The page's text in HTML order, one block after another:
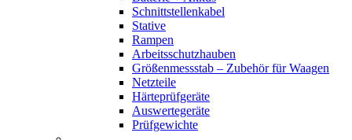
Schnittstellenkabel
Stative
Rampen
Arbeitsschutzhauben
Größenmessstab – Zubehör für Waagen
Netzteile
Härteprüfgeräte
Auswertegeräte
Prüfgewichte